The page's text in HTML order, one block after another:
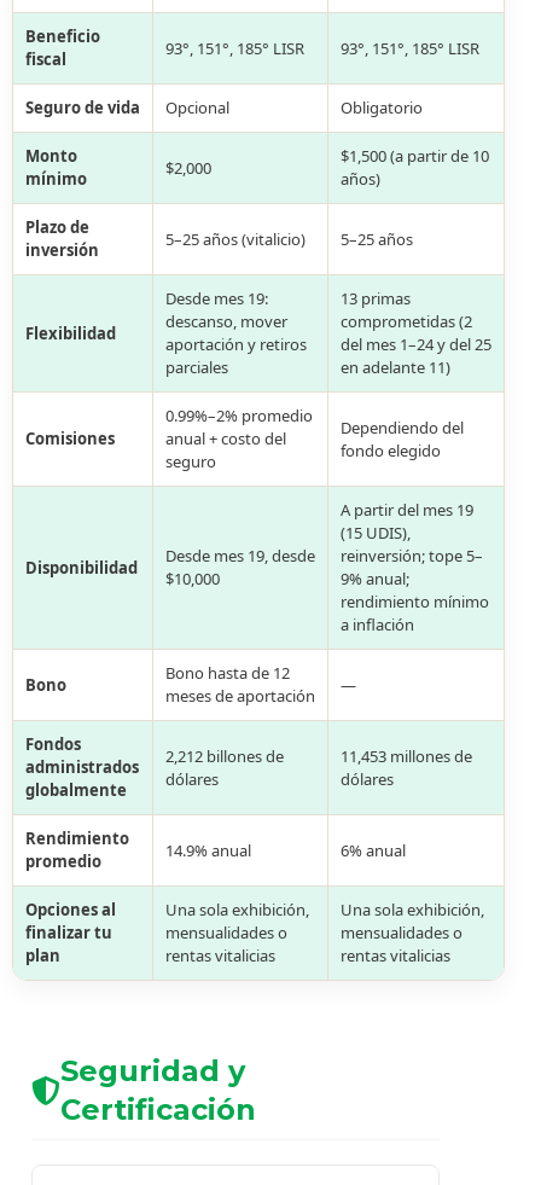
Beneficio
fiscal
93°, 151°, 185° LISR 93°, 151°, 185° LISR
Seguro de vida Opcional Obligatorio
Monto
mínimo
$2,000
$1,500 (a partir de 10
años)
Plazo de
inversión
5–25 años (vitalicio) 5–25 años
Flexibilidad
Desde mes 19:
descanso, mover
aportación y retiros
parciales
13 primas
comprometidas (2
del mes 1–24 y del 25
en adelante 11)
Comisiones
0.99%–2% promedio
anual + costo del
seguro
Dependiendo del
fondo elegido
Disponibilidad
Desde mes 19, desde
$10,000
A partir del mes 19
(15 UDIS),
reinversión; tope 5–
9% anual;
rendimiento mínimo
a inflación
Bono
Bono hasta de 12
meses de aportación
—
Fondos
administrados
globalmente
2,212 billones de
dólares
11,453 millones de
dólares
Rendimiento
promedio
14.9% anual 6% anual
Opciones al
finalizar tu
plan
Una sola exhibición,
mensualidades o
rentas vitalicias
Una sola exhibición,
mensualidades o
rentas vitalicias
Seguridad y
Certificación